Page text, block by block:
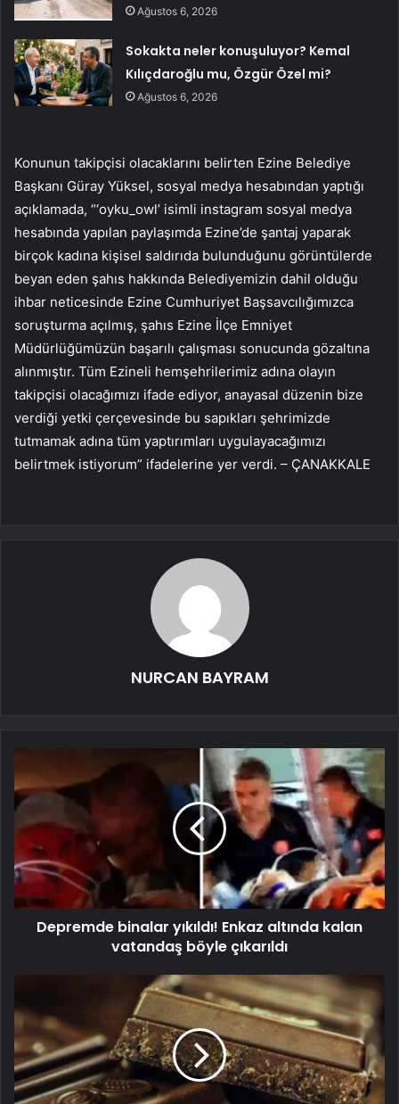
Ağustos 6, 2026
Sokakta neler konuşuluyor? Kemal
Kılıçdaroğlu mu, Özgür Özel mi?
Ağustos 6, 2026
Konunun takipçisi olacaklarını belirten Ezine Belediye
Başkanı Güray Yüksel, sosyal medya hesabından yaptığı
açıklamada, “‘oyku_owl’ isimli instagram sosyal medya
hesabında yapılan paylaşımda Ezine’de şantaj yaparak
birçok kadına kişisel saldırıda bulunduğunu görüntülerde
beyan eden şahıs hakkında Belediyemizin dahil olduğu
ihbar neticesinde Ezine Cumhuriyet Başsavcılığımızca
soruşturma açılmış, şahıs Ezine İlçe Emniyet
Müdürlüğümüzün başarılı çalışması sonucunda gözaltına
alınmıştır. Tüm Ezineli hemşehrilerimiz adına olayın
takipçisi olacağımızı ifade ediyor, anayasal düzenin bize
verdiği yetki çerçevesinde bu sapıkları şehrimizde
tutmamak adına tüm yaptırımları uygulayacağımızı
belirtmek istiyorum” ifadelerine yer verdi. – ÇANAKKALE
NURCAN BAYRAM
Depremde binalar yıkıldı! Enkaz altında kalan
vatandaş böyle çıkarıldı